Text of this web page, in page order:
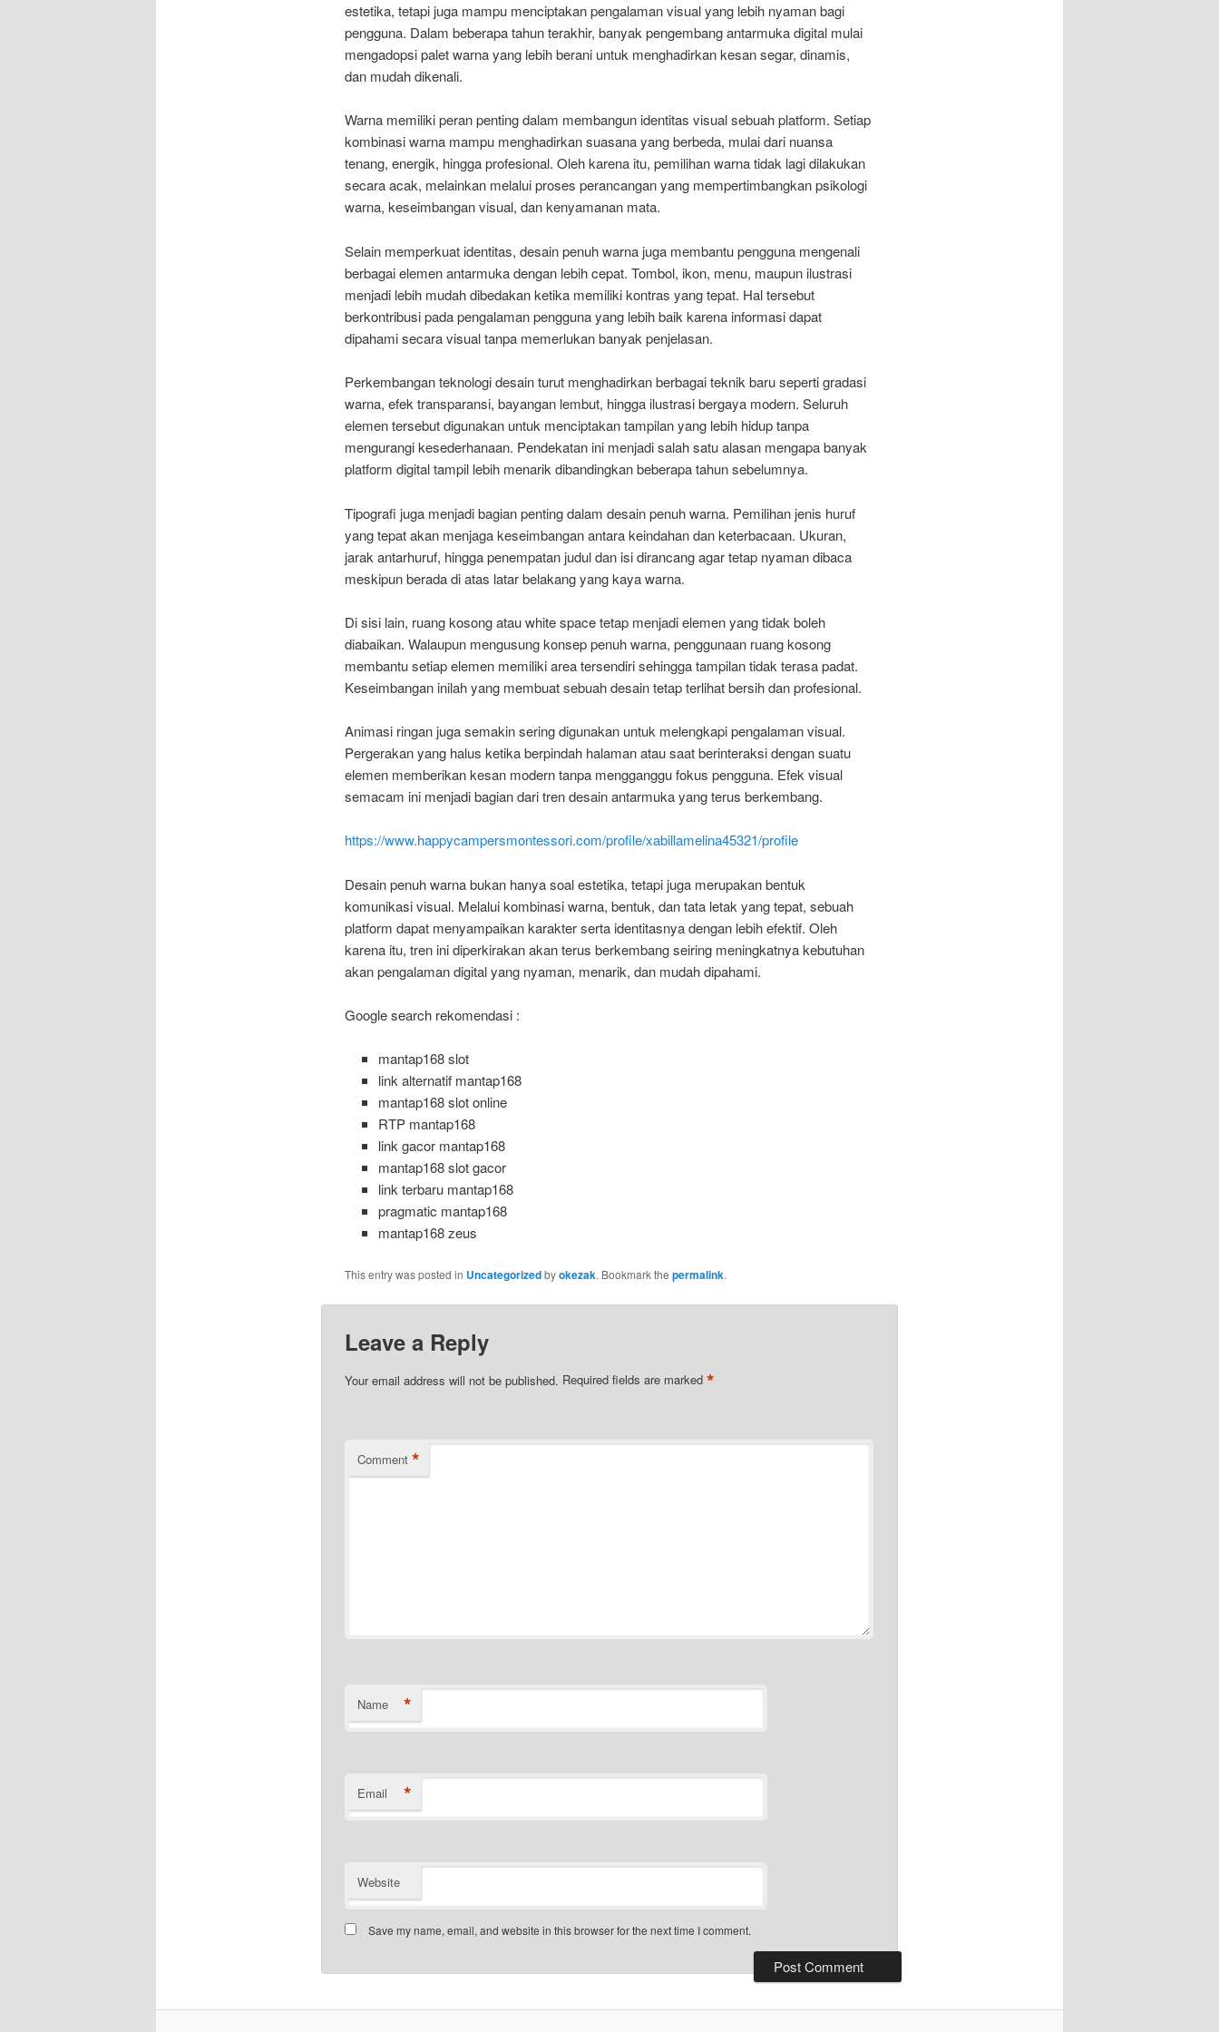
estetika, tetapi juga mampu menciptakan pengalaman visual yang lebih nyaman bagi
pengguna. Dalam beberapa tahun terakhir, banyak pengembang antarmuka digital mulai
mengadopsi palet warna yang lebih berani untuk menghadirkan kesan segar, dinamis,
dan mudah dikenali.
Warna memiliki peran penting dalam membangun identitas visual sebuah platform. Setiap
kombinasi warna mampu menghadirkan suasana yang berbeda, mulai dari nuansa
tenang, energik, hingga profesional. Oleh karena itu, pemilihan warna tidak lagi dilakukan
secara acak, melainkan melalui proses perancangan yang mempertimbangkan psikologi
warna, keseimbangan visual, dan kenyamanan mata.
Selain memperkuat identitas, desain penuh warna juga membantu pengguna mengenali
berbagai elemen antarmuka dengan lebih cepat. Tombol, ikon, menu, maupun ilustrasi
menjadi lebih mudah dibedakan ketika memiliki kontras yang tepat. Hal tersebut
berkontribusi pada pengalaman pengguna yang lebih baik karena informasi dapat
dipahami secara visual tanpa memerlukan banyak penjelasan.
Perkembangan teknologi desain turut menghadirkan berbagai teknik baru seperti gradasi
warna, efek transparansi, bayangan lembut, hingga ilustrasi bergaya modern. Seluruh
elemen tersebut digunakan untuk menciptakan tampilan yang lebih hidup tanpa
mengurangi kesederhanaan. Pendekatan ini menjadi salah satu alasan mengapa banyak
platform digital tampil lebih menarik dibandingkan beberapa tahun sebelumnya.
Tipografi juga menjadi bagian penting dalam desain penuh warna. Pemilihan jenis huruf
yang tepat akan menjaga keseimbangan antara keindahan dan keterbacaan. Ukuran,
jarak antarhuruf, hingga penempatan judul dan isi dirancang agar tetap nyaman dibaca
meskipun berada di atas latar belakang yang kaya warna.
Di sisi lain, ruang kosong atau white space tetap menjadi elemen yang tidak boleh
diabaikan. Walaupun mengusung konsep penuh warna, penggunaan ruang kosong
membantu setiap elemen memiliki area tersendiri sehingga tampilan tidak terasa padat.
Keseimbangan inilah yang membuat sebuah desain tetap terlihat bersih dan profesional.
Animasi ringan juga semakin sering digunakan untuk melengkapi pengalaman visual.
Pergerakan yang halus ketika berpindah halaman atau saat berinteraksi dengan suatu
elemen memberikan kesan modern tanpa mengganggu fokus pengguna. Efek visual
semacam ini menjadi bagian dari tren desain antarmuka yang terus berkembang.
https://www.happycampersmontessori.com/profile/xabillamelina45321/profile
Desain penuh warna bukan hanya soal estetika, tetapi juga merupakan bentuk
komunikasi visual. Melalui kombinasi warna, bentuk, dan tata letak yang tepat, sebuah
platform dapat menyampaikan karakter serta identitasnya dengan lebih efektif. Oleh
karena itu, tren ini diperkirakan akan terus berkembang seiring meningkatnya kebutuhan
akan pengalaman digital yang nyaman, menarik, dan mudah dipahami.
Google search rekomendasi :
mantap168 slot
link alternatif mantap168
mantap168 slot online
RTP mantap168
link gacor mantap168
mantap168 slot gacor
link terbaru mantap168
pragmatic mantap168
mantap168 zeus
This entry was posted in Uncategorizedbyokezak. Bookmark the permalink.
Leave a Reply
Your email address will not be published. Required fields are marked *
Comment *
Name *
Email *
Website
Save my name, email, and website in this browser for the next time I comment.